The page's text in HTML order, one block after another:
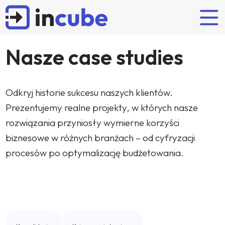
POPULARNE WYSZUKIWANIA
FP&A Budżetowanie
Planowanie i budżetowanie
IBM Planning Analytics
OneStream
Anaplan
Konsolidacja finansowa
Artykuły
Case studies
Incube
Zespół
Wdrożenie
Wsparcie
Certyfikowane szkolenia IBM
Nearshoring
Nasze case studies
Odkryj historie sukcesu naszych klientów.
Prezentujemy realne projekty, w których nasze
rozwiązania przyniosły wymierne korzyści
biznesowe w różnych branżach – od cyfryzacji
procesów po optymalizację budżetowania.